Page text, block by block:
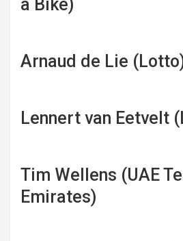
a Bike)
Arnaud de Lie
Lennert van Eetvelt
Tim Wellens (UAE
Emirates)